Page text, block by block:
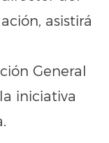
asistirá
General
iniciativa